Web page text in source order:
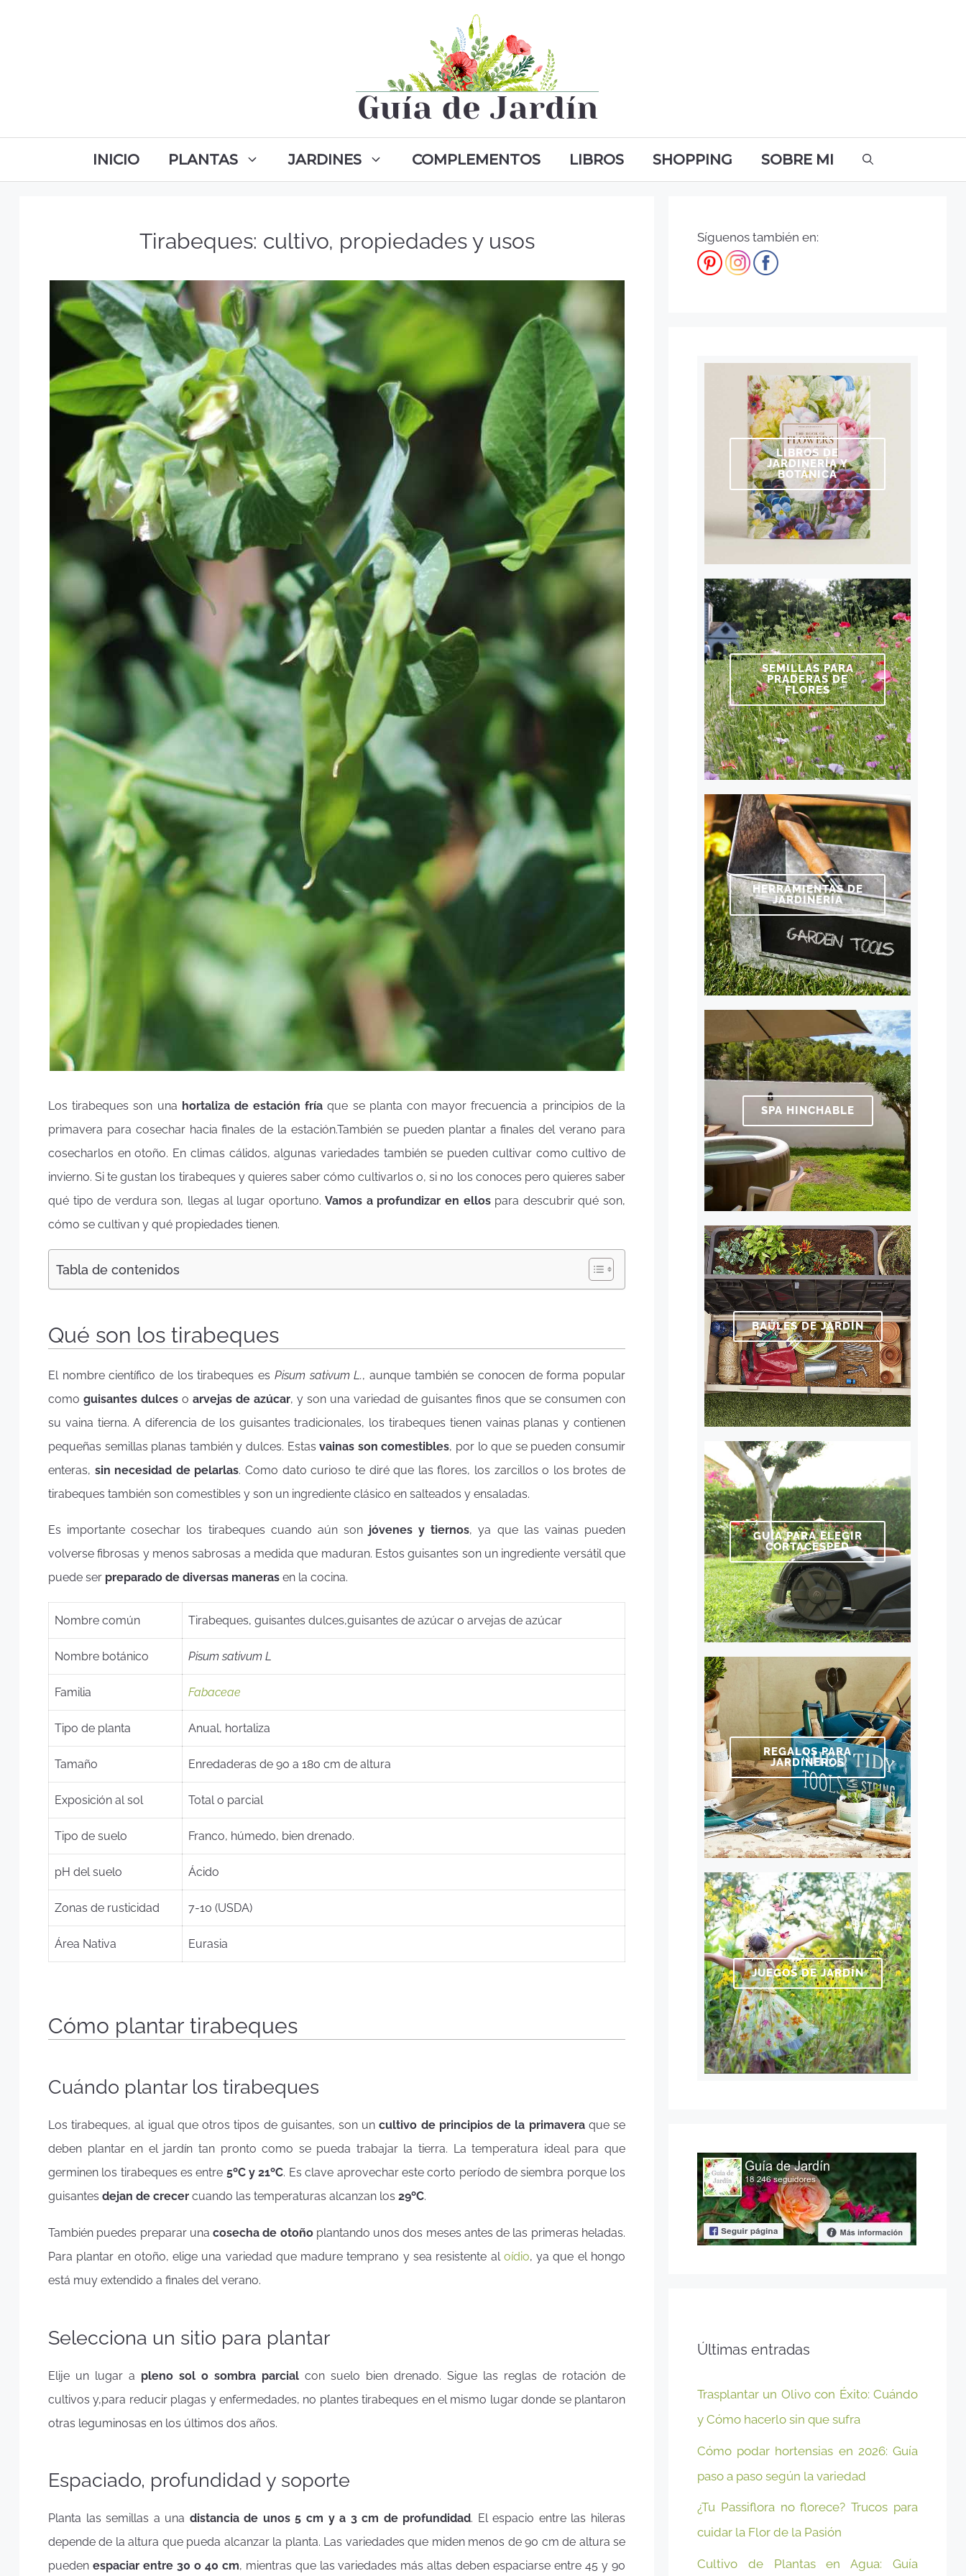
INICIO PLANTAS JARDINES COMPLEMENTOS LIBROS SHOPPING SOBRE MI
Tirabeques: cultivo, propiedades y usos
Los tirabeques son una hortaliza de estación fría que se planta con mayor frecuencia a principios de la
primavera para cosechar hacia finales de la estación.También se pueden plantar a finales del verano para
cosecharlos en otoño. En climas cálidos, algunas variedades también se pueden cultivar como cultivo de
invierno. Si te gustan los tirabeques y quieres saber cómo cultivarlos o, si no los conoces pero quieres saber
qué tipo de verdura son, llegas al lugar oportuno.Vamos a profundizar en ellospara descubrir qué son,
cómo se cultivan y qué propiedades tienen.
Tabla de contenidos
Qué son los tirabeques
El nombre científico de los tirabeques es Pisum sativum L., aunque también se conocen de forma popular
como guisantes dulces o arvejas de azúcar, y son una variedad de guisantes finos que se consumen con
su vaina tierna. A diferencia de los guisantes tradicionales, los tirabeques tienen vainas planas y contienen
pequeñas semillas planas también y dulces. Estasvainas son comestibles, por lo que se pueden consumir
enteras, sin necesidad de pelarlas. Como dato curioso te diré que las flores, los zarcillos o los brotes de
tirabeques también son comestibles y son un ingrediente clásico en salteados y ensaladas.
Es importante cosechar los tirabeques cuando aún son jóvenes y tiernos, ya que las vainas pueden
volverse fibrosas y menos sabrosas a medida que maduran. Estos guisantes son un ingrediente versátil que
puede ser preparado de diversas maneras en la cocina.
Nombre común Tirabeques, guisantes dulces,guisantes de azúcar o arvejas de azúcar
Nombre botánico Pisum sativum L
Familia Fabaceae
Tipo de planta Anual, hortaliza
Tamaño Enredaderas de 90 a 180 cm de altura
Exposición al sol Total o parcial
Tipo de suelo Franco, húmedo, bien drenado.
pH del suelo Ácido
Zonas de rusticidad 7-10 (USDA)
Área Nativa Eurasia
Cómo plantar tirabeques
Cuándo plantar los tirabeques
Los tirabeques, al igual que otros tipos de guisantes, son uncultivo de principios de la primaveraque se
deben plantar en el jardín tan pronto como se pueda trabajar la tierra. La temperatura ideal para que
germinen los tirabeques es entre 5ºC y 21ºC. Es clave aprovechar este corto período de siembra porque los
guisantes dejan de crecer cuando las temperaturas alcanzan los 29ºC.
También puedes preparar unacosecha de otoñoplantando unos dos meses antes de las primeras heladas.
Para plantar en otoño, elige una variedad que madure temprano y sea resistente al oídio, ya que el hongo
está muy extendido a finales del verano.
Selecciona un sitio para plantar
Elije un lugar a pleno sol o sombra parcial con suelo bien drenado. Sigue las reglas de rotación de
cultivos y,para reducir plagas y enfermedades, no plantes tirabeques en el mismo lugar donde se plantaron
otras leguminosas en los últimos dos años.
Espaciado, profundidad y soporte
Planta las semillas a una distancia de unos 5 cm y a 3 cm de profundidad. El espacio entre las hileras
depende de la altura que pueda alcanzar la planta. Las variedades que miden menos de 90 cm de altura se
pueden espaciar entre 30 o 40 cm, mientras que las variedades más altas deben espaciarse entre 45 y 90
Síguenos también en:
LIBROS DE
JARDINERÍA Y
BOTÁNICA
SEMILLAS PARA
PRADERAS DE
FLORES
HERRAMIENTAS DE
JARDINERÍA
SPA HINCHABLE
BAÚLES DE JARDÍN
GUÍA PARA ELEGIR
CORTACÉSPED
REGALOS PARA
JARDINEROS
JUEGOS DE JARDÍN
Últimas entradas
Trasplantar un Olivo con Éxito: Cuándo
y Cómo hacerlo sin que sufra
Cómo podar hortensias en 2026: Guía
paso a paso según la variedad
¿Tu Passiflora no florece? Trucos para
cuidar la Flor de la Pasión
Cultivo de Plantas en Agua: Guía